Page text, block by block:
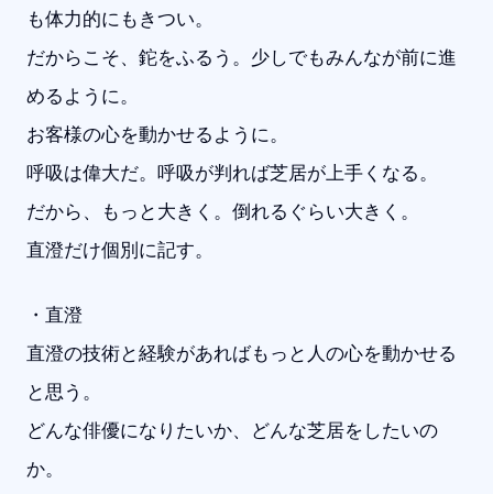
も体力的にもきつい。
だからこそ、鉈をふるう。少しでもみんなが前に進
めるように。
お客様の心を動かせるように。
呼吸は偉大だ。呼吸が判れば芝居が上手くなる。
だから、もっと大きく。倒れるぐらい大きく。
直澄だけ個別に記す。
・直澄
直澄の技術と経験があればもっと人の心を動かせる
と思う。
どんな俳優になりたいか、どんな芝居をしたいの
か。